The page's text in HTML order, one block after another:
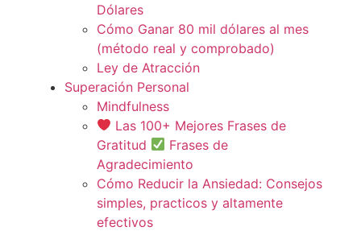
Dólares
Cómo Ganar 80 mil dólares al mes
(método real y comprobado)
Ley de Atracción
Superación Personal
Mindfulness
Las 100+ Mejores Frases de
Gratitud
Frases de
Agradecimiento
Cómo Reducir la Ansiedad: Consejos
simples, practicos y altamente
efectivos